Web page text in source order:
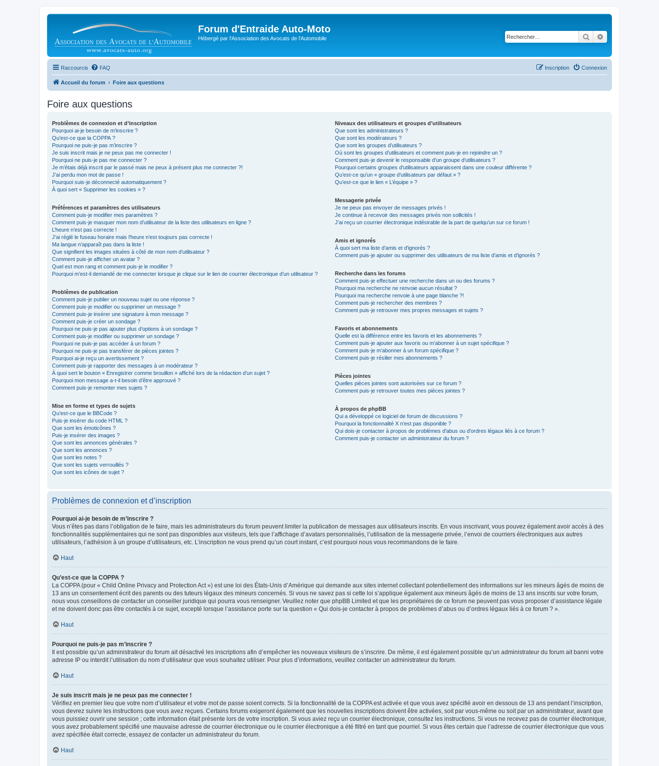
Forum d'Entraide Auto-Moto
Hébergé par l'Association des Avocats de l'Automobile Rechercher
Raccourcis FAQ Connexion
Inscription
Accueil du forum Foire aux questions
Foire aux questions
Problèmes de connexion et d’inscription
Pourquoi ai-je besoin de m’inscrire ?
Qu’est-ce que la COPPA ?
Pourquoi ne puis-je pas m’inscrire ?
Je suis inscrit mais je ne peux pas me connecter !
Pourquoi ne puis-je pas me connecter ?
Je m’étais déjà inscrit par le passé mais ne peux à présent plus me connecter ?!
J’ai perdu mon mot de passe !
Pourquoi suis-je déconnecté automatiquement ?
À quoi sert « Supprimer les cookies » ?
Préférences et paramètres des utilisateurs
Comment puis-je modifier mes paramètres ?
Comment puis-je masquer mon nom d’utilisateur de la liste des utilisateurs en ligne ?
L’heure n’est pas correcte !
J’ai réglé le fuseau horaire mais l’heure n’est toujours pas correcte !
Ma langue n’apparaît pas dans la liste !
Que signifient les images situées à côté de mon nom d’utilisateur ?
Comment puis-je afficher un avatar ?
Quel est mon rang et comment puis-je le modifier ?
Pourquoi m’est-il demandé de me connecter lorsque je clique sur le lien de courrier électronique d’un utilisateur ?
Problèmes de publication
Comment puis-je publier un nouveau sujet ou une réponse ?
Comment puis-je modifier ou supprimer un message ?
Comment puis-je insérer une signature à mon message ?
Comment puis-je créer un sondage ?
Pourquoi ne puis-je pas ajouter plus d’options à un sondage ?
Comment puis-je modifier ou supprimer un sondage ?
Pourquoi ne puis-je pas accéder à un forum ?
Pourquoi ne puis-je pas transférer de pièces jointes ?
Pourquoi ai-je reçu un avertissement ?
Comment puis-je rapporter des messages à un modérateur ?
À quoi sert le bouton « Enregistrer comme brouillon » affiché lors de la rédaction d’un sujet ?
Pourquoi mon message a-t-il besoin d’être approuvé ?
Comment puis-je remonter mes sujets ?
Mise en forme et types de sujets
Qu’est-ce que le BBCode ?
Puis-je insérer du code HTML ?
Que sont les émoticônes ?
Puis-je insérer des images ?
Que sont les annonces générales ?
Que sont les annonces ?
Que sont les notes ?
Que sont les sujets verrouillés ?
Que sont les icônes de sujet ?
Niveaux des utilisateurs et groupes d’utilisateurs
Que sont les administrateurs ?
Que sont les modérateurs ?
Que sont les groupes d’utilisateurs ?
Où sont les groupes d’utilisateurs et comment puis-je en rejoindre un ?
Comment puis-je devenir le responsable d’un groupe d’utilisateurs ?
Pourquoi certains groupes d’utilisateurs apparaissent dans une couleur différente ?
Qu’est-ce qu’un « groupe d’utilisateurs par défaut » ?
Qu’est-ce que le lien « L’équipe » ?
Messagerie privée
Je ne peux pas envoyer de messages privés !
Je continue à recevoir des messages privés non sollicités !
J’ai reçu un courrier électronique indésirable de la part de quelqu’un sur ce forum !
Amis et ignorés
À quoi sert ma liste d’amis et d’ignorés ?
Comment puis-je ajouter ou supprimer des utilisateurs de ma liste d’amis et d’ignorés ?
Recherche dans les forums
Comment puis-je effectuer une recherche dans un ou des forums ?
Pourquoi ma recherche ne renvoie aucun résultat ?
Pourquoi ma recherche renvoie à une page blanche ?!
Comment puis-je rechercher des membres ?
Comment puis-je retrouver mes propres messages et sujets ?
Favoris et abonnements
Quelle est la différence entre les favoris et les abonnements ?
Comment puis-je ajouter aux favoris ou m’abonner à un sujet spécifique ?
Comment puis-je m’abonner à un forum spécifique ?
Comment puis-je résilier mes abonnements ?
Pièces jointes
Quelles pièces jointes sont autorisées sur ce forum ?
Comment puis-je retrouver toutes mes pièces jointes ?
À propos de phpBB
Qui a développé ce logiciel de forum de discussions ?
Pourquoi la fonctionnalité X n’est pas disponible ?
Qui dois-je contacter à propos de problèmes d’abus ou d’ordres légaux liés à ce forum ?
Comment puis-je contacter un administrateur du forum ?
Problèmes de connexion et d’inscription
Pourquoi ai-je besoin de m’inscrire ?
Vous n’êtes pas dans l’obligation de le faire, mais les administrateurs du forum peuvent limiter la publication de messages aux utilisateurs inscrits. En vous inscrivant, vous pouvez également avoir accès à des
fonctionnalités supplémentaires qui ne sont pas disponibles aux visiteurs, tels que l’affichage d’avatars personnalisés, l’utilisation de la messagerie privée, l’envoi de courriers électroniques aux autres
utilisateurs, l’adhésion à un groupe d’utilisateurs, etc. L’inscription ne vous prend qu’un court instant, c’est pourquoi nous vous recommandons de le faire.
Haut
Qu’est-ce que la COPPA ?
La COPPA (pour « Child Online Privacy and Protection Act ») est une loi des États-Unis d’Amérique qui demande aux sites internet collectant potentiellement des informations sur les mineurs âgés de moins de
13 ans un consentement écrit des parents ou des tuteurs légaux des mineurs concernés. Si vous ne savez pas si cette loi s’applique également aux mineurs âgés de moins de 13 ans inscrits sur votre forum,
nous vous conseillons de contacter un conseiller juridique qui pourra vous renseigner. Veuillez noter que phpBB Limited et que les propriétaires de ce forum ne peuvent pas vous proposer d’assistance légale
et ne doivent donc pas être contactés à ce sujet, excepté lorsque l’assistance porte sur la question « Qui dois-je contacter à propos de problèmes d’abus ou d’ordres légaux liés à ce forum ? ».
Haut
Pourquoi ne puis-je pas m’inscrire ?
Il est possible qu’un administrateur du forum ait désactivé les inscriptions afin d’empêcher les nouveaux visiteurs de s’inscrire. De même, il est également possible qu’un administrateur du forum ait banni votre
adresse IP ou interdit l’utilisation du nom d’utilisateur que vous souhaitez utiliser. Pour plus d’informations, veuillez contacter un administrateur du forum.
Haut
Je suis inscrit mais je ne peux pas me connecter !
Vérifiez en premier lieu que votre nom d’utilisateur et votre mot de passe soient corrects. Si la fonctionnalité de la COPPA est activée et que vous avez spécifié avoir en dessous de 13 ans pendant l’inscription,
vous devrez suivre les instructions que vous avez reçues. Certains forums exigeront également que les nouvelles inscriptions doivent être activées, soit par vous-même ou soit par un administrateur, avant que
vous puissiez ouvrir une session ; cette information était présente lors de votre inscription. Si vous aviez reçu un courrier électronique, consultez les instructions. Si vous ne recevez pas de courrier électronique,
vous avez probablement spécifié une mauvaise adresse de courrier électronique ou le courrier électronique a été filtré en tant que pourriel. Si vous êtes certain que l’adresse de courrier électronique que vous
avez spécifiée était correcte, essayez de contacter un administrateur du forum.
Haut